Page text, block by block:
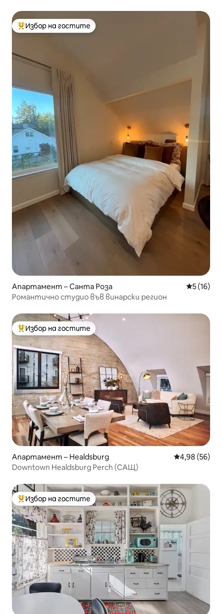
Най-популярен избор на гостите
Избор на гостите
Апартамент – Санта Роза Средна
5 (16)
Романтично студио във винарски регион
Най-популярен избор на гостите
Избор на гостите
Апартамент – Healdsburg Средна
4,98 (56)
Downtown Healdsburg Perch (САЩ)
Най-популярен избор на гостите
Избор на гостите